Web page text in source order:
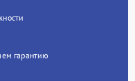
гарантию